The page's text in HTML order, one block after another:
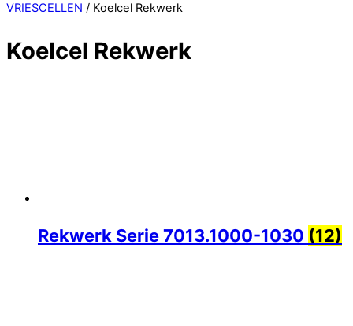
Menu
VRIESCELLEN / Koelcel Rekwerk
Koelcel Rekwerk
Rekwerk Serie 7013.1000-1030 (12)